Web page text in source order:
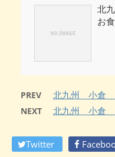
北
お
PREV 北九州 小倉
NEXT 北九州 小倉
Twitter